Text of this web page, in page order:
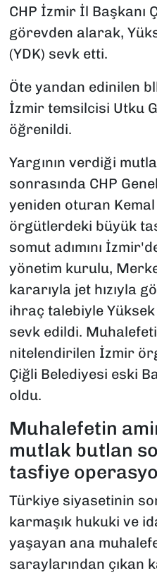
CHP İzmir İl Başkanı
görevden alarak,
(YDK) sevk etti.
Öte yandan edinilen
İzmir temsilcisi Utku
öğrenildi.
Yargının verdiği
sonrasında CHP
yeniden oturan Kemal
örgütlerdeki büyük
somut adımını
yönetim kurulu,
kararıyla jet hızıyla
ihraç talebiyle
sevk edildi.
nitelendirilen İzmir
Çiğli Belediyesi eski
oldu.
Muhalefetin
mutlak butlan
tasfiye
Türkiye siyasetinin
karmaşık hukuki ve
yaşayan ana
saraylarından çıkan